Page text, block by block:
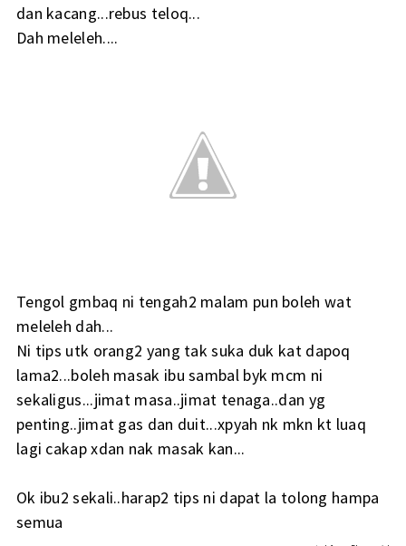
dan kacang...rebus teloq...
Dah meleleh....
Tengol gmbaq ni tengah2 malam pun boleh wat
meleleh dah...
Ni tips utk orang2 yang tak suka duk kat dapoq
lama2...boleh masak ibu sambal byk mcm ni
sekaligus...jimat masa..jimat tenaga..dan yg
penting..jimat gas dan duit...xpyah nk mkn kt luaq
lagi cakap xdan nak masak kan...
Ok ibu2 sekali..harap2 tips ni dapat la tolong hampa
semua